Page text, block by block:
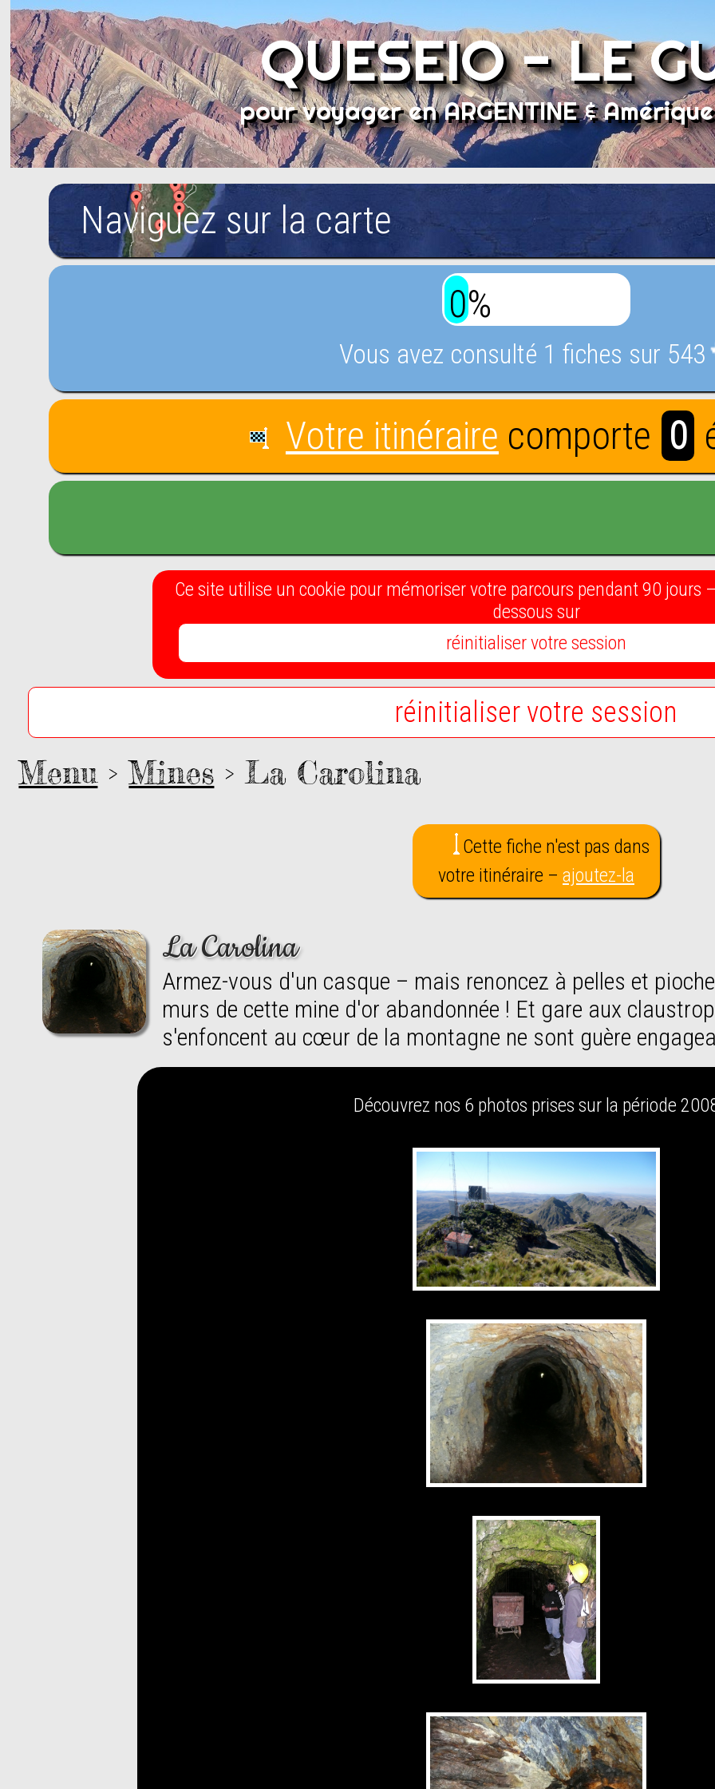
QUESEIO - LE
pour voyager en ARGENTINE &
Naviguez sur la carte
0%
Vous avez consulté 1 fiches sur 543
Votre itinéraire comporte 0
Ce site utilise un cookie pour mémoriser votre parcours pendant 90 jours
dessous sur
réinitialiser votre session
réinitialiser votre session
Menu>Mines > La Carolina
Cette fiche n'est pas dans
votre itinéraire – ajoutez-la
La Carolina
armez-vous d'un casque – mais renoncez à pelles et pioches : interdiction de gratter les
murs de cette mine d'or abandonnée ! Et gare aux
s'enfoncent au cœur de la montagne ne sont guère
Découvrez nos 6 photos prises sur la période